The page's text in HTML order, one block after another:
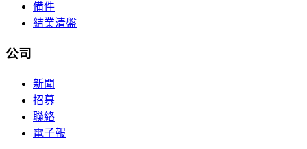
備件
結業清盤
公司
新聞
招募
聯絡
電子報